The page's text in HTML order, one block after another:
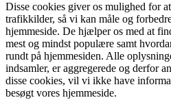
Disse cookies giver os mulighed for
trafikkilder, så vi kan måle og
hjemmeside. De hjælper os med at
mest og mindst populære samt
rundt på hjemmesiden. Alle
indsamler, er aggregerede og derfor
disse cookies, vil vi ikke have
besøgt vores hjemmeside.